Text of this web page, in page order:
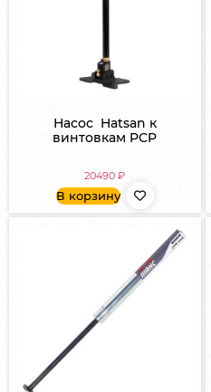
Насос Hatsan к
винтовкам PCP
20490₽
В корзину